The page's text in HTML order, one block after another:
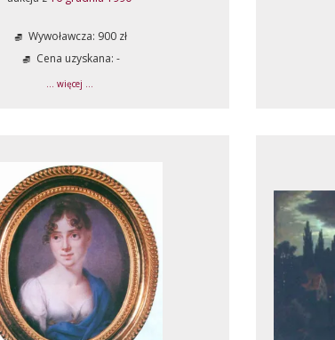
Wywoławcza: 900 zł
Cena uzyskana: -
... więcej ...